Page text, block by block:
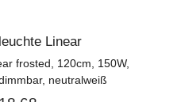
Linear
frosted, 120cm, 150W,
neutralweiß